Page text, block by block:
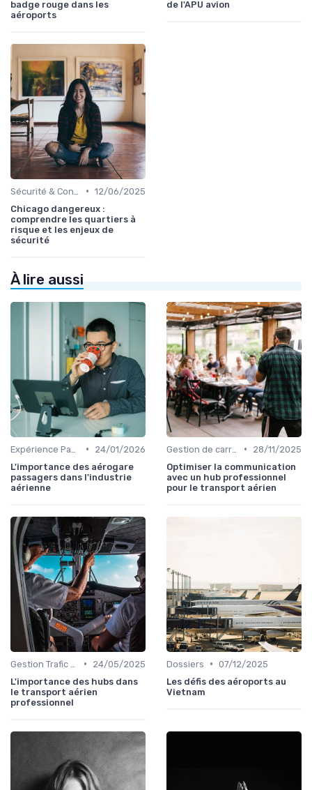
badge rouge dans les
aéroports
de l'APU avion
• 12/06/2025
Chicago dangereux :
comprendre les quartiers à
risque et les enjeux de
sécurité
À lire aussi
•
24/01/2026
L'importance des aérogare
passagers dans l'industrie
aérienne
•
28/11/2025
Optimiser la communication
avec un hub professionnel
pour le transport aérien
•
24/05/2025
L'importance des hubs dans
le transport aérien
professionnel
Dossiers • 07/12/2025
Les défis des aéroports au
Vietnam